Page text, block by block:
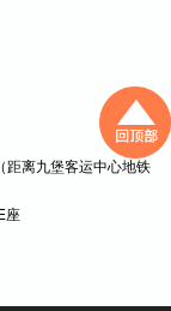
距离九堡客运中心地铁
座